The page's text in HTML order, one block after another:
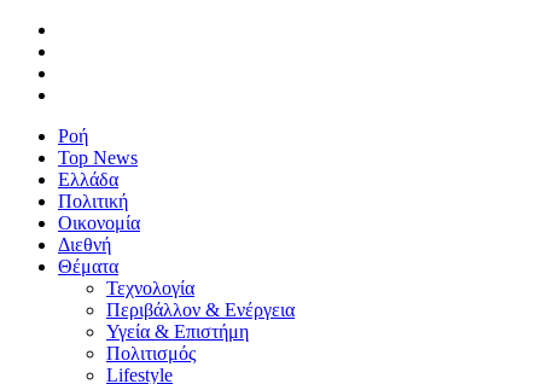
Ροή
Top News
Ελλάδα
Πολιτική
Οικονομία
Διεθνή
Θέματα
Τεχνολογία
Περιβάλλον & Ενέργεια
Υγεία & Επιστήμη
Πολιτισμός
Lifestyle